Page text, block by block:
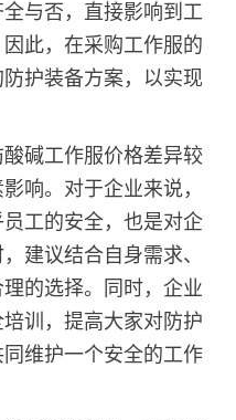
与否，直接影响到工
此，在采购工作服的
护装备方案，以实现
碱工作服价格差异较
响。对于企业来说，
工的安全，也是对企
建议结合自身需求、
的选择。同时，企业
训，提高大家对防护
维护一个安全的工作